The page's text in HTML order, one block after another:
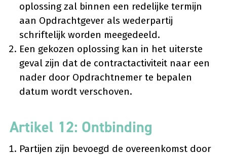
oplossing zal binnen een redelijke termijn
aan Opdrachtgever als wederpartij
schriftelijk worden meegedeeld.
Een gekozen oplossing kan in het uiterste
geval zijn dat de contractactiviteit naar een
nader door Opdrachtnemer te bepalen
datum wordt verschoven.
Artikel 12: Ontbinding
Partijen zijn bevoegd de overeenkomst door